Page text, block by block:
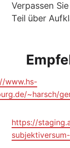
Verpassen
Teil über
www.hs-
~harsch/
https://